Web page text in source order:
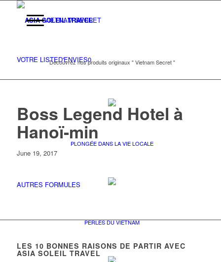
VIETNAM SECRET
Découvrez nos produits originaux " Vietnam Secret "
PLONGÉE DANS LA VIE LOCALE
PERLES DU VIETNAM
VOTRE LISTED'ENVIES0
Boss Legend Hotel à
Hanoï-min
June 19, 2017
AUTRES FORMULES
LES 10 BONNES RAISONS DE PARTIR AVEC
ASIA SOLEIL TRAVEL